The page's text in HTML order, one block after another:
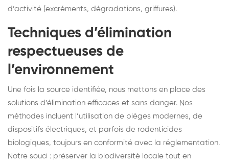
d’activité (excréments, dégradations, griffures).
Techniques d’élimination
respectueuses de
l’environnement
Une fois la source identifiée, nous mettons en place des
solutions d’élimination efficaces et sans danger. Nos
méthodes incluent l’utilisation de pièges modernes, de
dispositifs électriques, et parfois de rodenticides
biologiques, toujours en conformité avec la réglementation.
Notre souci : préserver la biodiversité locale tout en